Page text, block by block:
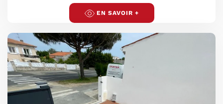
EN SAVOIR +